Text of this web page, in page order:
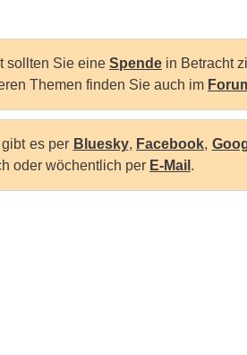
sollten Sie eine Spende in Betracht
Themen finden Sie auch im
es per Bluesky, Facebook,
oder wöchentlich per E-Mail .